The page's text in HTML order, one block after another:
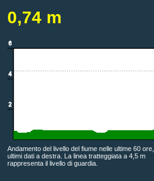
0,74 m
Andamento del livello del fiume nelle ultime 60 ore,
ultimi dati a destra. La linea tratteggiata a 4,5 m
rappresenta il livello di guardia.